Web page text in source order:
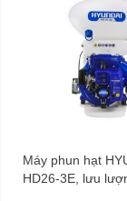
Máy phun hạt
HD26-3E, lưu